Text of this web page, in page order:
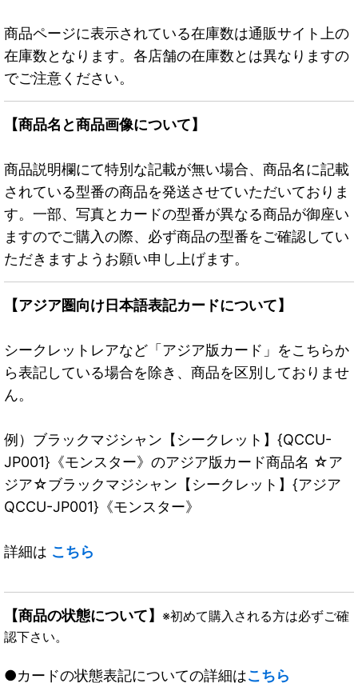
商品ページに表示されている在庫数は通販サイト上の
在庫数となります。各店舗の在庫数とは異なりますの
でご注意ください。
【商品名と商品画像について】
商品説明欄にて特別な記載が無い場合、商品名に記載
されている型番の商品を発送させていただいておりま
す。一部、写真とカードの型番が異なる商品が御座い
ますのでご購入の際、必ず商品の型番をご確認してい
ただきますようお願い申し上げます。
【アジア圏向け日本語表記カードについて】
シークレットレアなど「アジア版カード」をこちらか
ら表記している場合を除き、商品を区別しておりませ
ん。
例）ブラックマジシャン【シークレット】{QCCU-
JP001}《モンスター》のアジア版カード商品名 ☆ア
ジア☆ブラックマジシャン【シークレット】{アジア
QCCU-JP001}《モンスター》
詳細は こちら
【商品の状態について】 ※初めて購入される方は必ずご確
認下さい。
●カードの状態表記についての詳細はこちら